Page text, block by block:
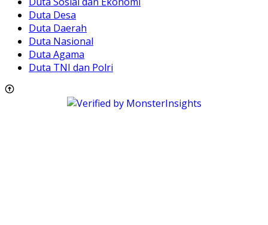
Duta Desa
Duta Daerah
Duta Nasional
Duta Agama
Duta TNI dan Polri